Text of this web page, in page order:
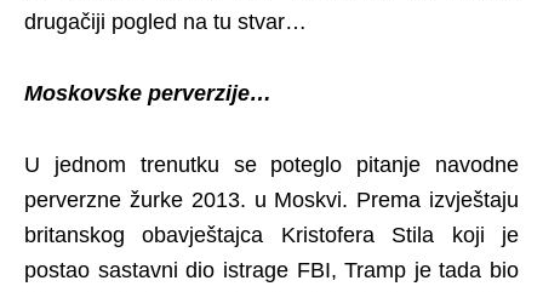
drugačiji pogled na tu stvar…
Moskovske perverzije…
U jednom trenutku se poteglo pitanje navodne
perverzne žurke 2013. u Moskvi. Prema izvještaju
britanskog obavještajca Kristofera Stila koji je
postao sastavni dio istrage FBI, Tramp je tada bio